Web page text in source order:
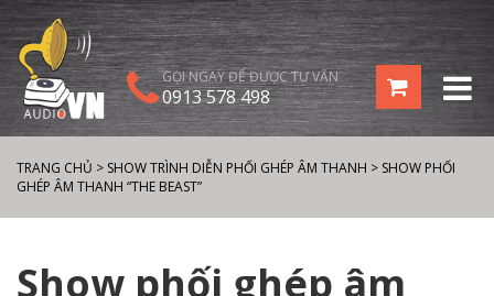
GỌI NGAY ĐỂ ĐƯỢC TƯ VẤN
0913 578 498
TRANG CHỦ > SHOW TRÌNH DIỄN PHỐI GHÉP ÂM THANH > SHOW PHỐI
GHÉP ÂM THANH “THE BEAST”
Show phối ghép âm